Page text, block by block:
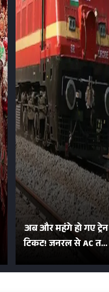
अब और महंगे हो गए ट्रेन
टिकट! जनरल से AC तक
की यात्रा हुई इतनी महंगी